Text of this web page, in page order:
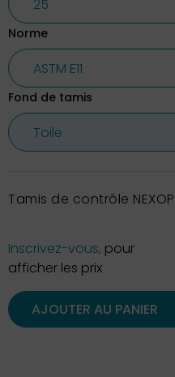
Norme
Fond de tamis
Tamis de contrôle
Inscrivez-vous, pour
afficher les prix
AJOUTER AU PANIER